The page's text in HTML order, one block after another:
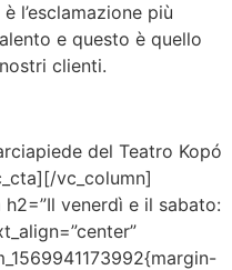
l’esclamazione più
e questo è quello
clienti.
del Teatro Kopó
vc_column]
venerdì e il sabato: